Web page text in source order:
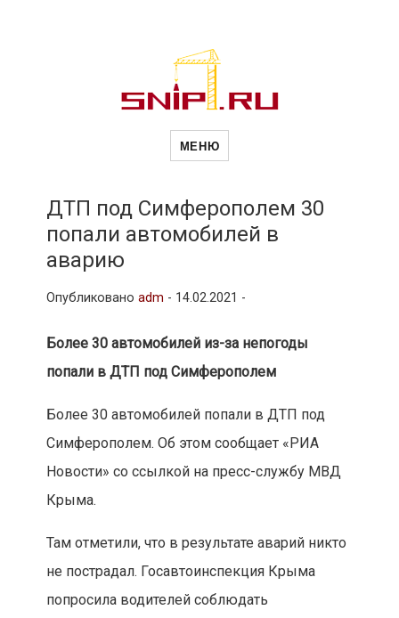
Новости
другие связанные со стройкой
рубрики
МЕНЮ
ДТП под Симферополем 30
попали автомобилей в
аварию
Опубликовано adm - 14.02.2021 -
Более 30 автомобилей из-за непогоды
попали в ДТП под Симферополем
Более 30 автомобилей попали в ДТП под
Симферополем. Об этом сообщает «РИА
Новости» со ссылкой на пресс-службу МВД
Крыма.
Там отметили, что в результате аварий никто
не пострадал. Госавтоинспекция Крыма
попросила водителей соблюдать